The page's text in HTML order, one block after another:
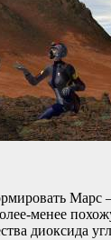
менее
диоксида